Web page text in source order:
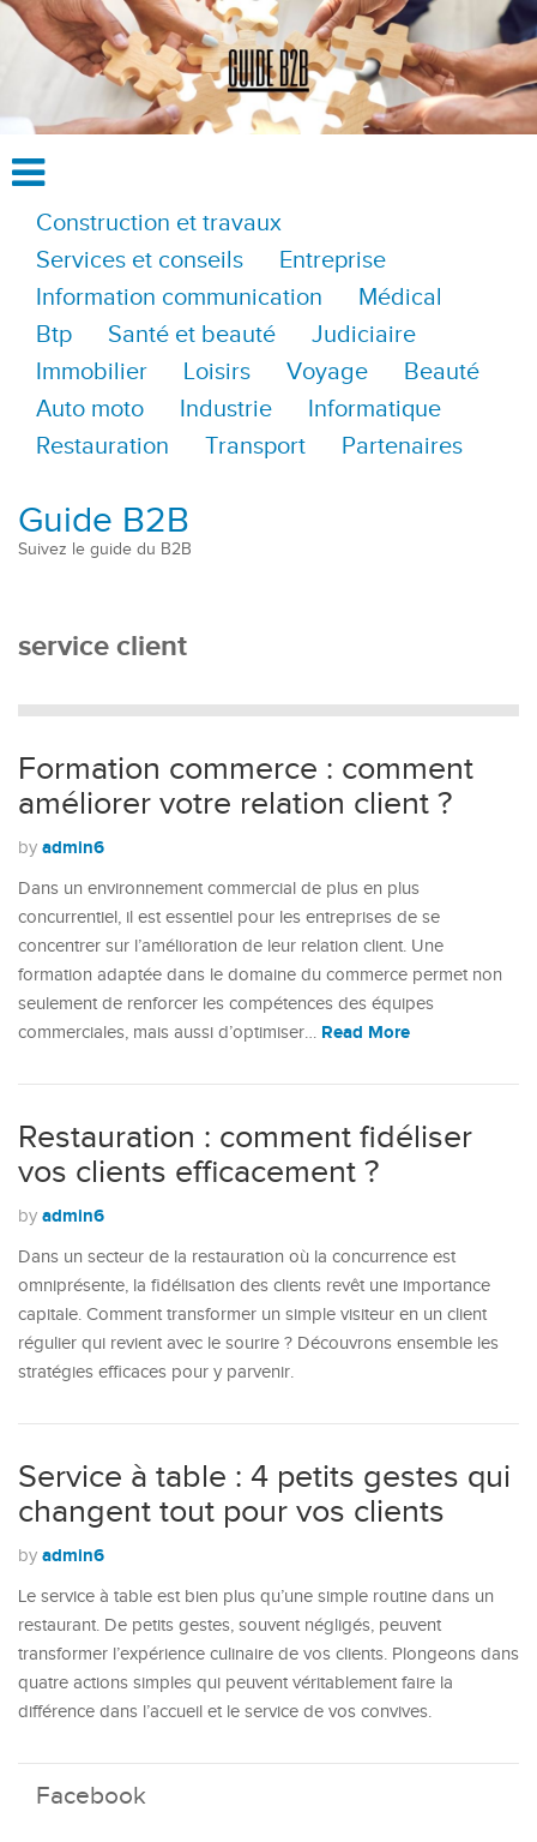
Construction et travaux
Services et conseils
Entreprise
Information communication
Médical
Btp
Santé et beauté
Judiciaire
Immobilier
Loisirs Voyage
Beauté
Auto moto
Industrie
Informatique
Restauration
Transport Partenaires
Guide B2B
Suivez le guide du B2B
service client
Formation commerce : comment
améliorer votre relation client ?
by admin6
Dans un environnement commercial de plus en plus
concurrentiel, il est essentiel pour les entreprises de se
concentrer sur l’amélioration de leur relation client. Une
formation adaptée dans le domaine du commerce permet non
seulement de renforcer les compétences des équipes
commerciales, mais aussi d’optimiser… Read More
Restauration : comment fidéliser
vos clients efficacement ?
by admin6
Dans un secteur de la restauration où la concurrence est
omniprésente, la fidélisation des clients revêt une importance
capitale. Comment transformer un simple visiteur en un client
régulier qui revient avec le sourire ? Découvrons ensemble les
stratégies efficaces pour y parvenir.
Service à table : 4 petits gestes qui
changent tout pour vos clients
by admin6
Le service à table est bien plus qu’une simple routine dans un
restaurant. De petits gestes, souvent négligés, peuvent
transformer l’expérience culinaire de vos clients. Plongeons dans
quatre actions simples qui peuvent véritablement faire la
différence dans l’accueil et le service de vos convives.
Facebook